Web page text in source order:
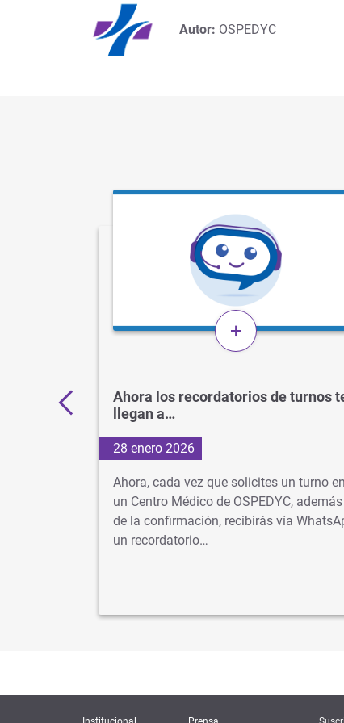
Autor: OSPEDYC
+
Ahora los recordatorios de turnos
llegan a…
28 enero 2026
Ahora, cada vez que solicites un turno en
un Centro Médico de OSPEDYC, además
de la confirmación, recibirás vía
un recordatorio…